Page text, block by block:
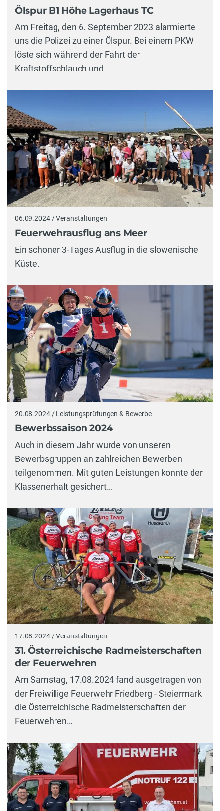
Ölspur B1 Höhe Lagerhaus TC
Am Freitag, den 6. September 2023 alarmierte
uns die Polizei zu einer Ölspur. Bei einem PKW
löste sich während der Fahrt der
Kraftstoffschlauch und…
06.09.2024 / Veranstaltungen
Feuerwehrausflug ans Meer
Ein schöner 3-Tages Ausflug in die slowenische
Küste.
20.08.2024 / Leistungsprüfungen & Bewerbe
Bewerbssaison 2024
Auch in diesem Jahr wurde von unseren
Bewerbsgruppen an zahlreichen Bewerben
teilgenommen. Mit guten Leistungen konnte der
Klassenerhalt gesichert…
17.08.2024 / Veranstaltungen
31. Österreichische Radmeisterschaften
der Feuerwehren
Am Samstag, 17.08.2024 fand ausgetragen von
der Freiwillige Feuerwehr Friedberg - Steiermark
die Österreichische Radmeisterschaften der
Feuerwehren…